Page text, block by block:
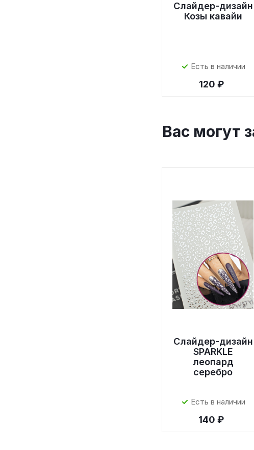
Слайдер-дизайн
Козы кавайи
Есть в наличии
120 ₽
Вас могут
Слайдер-дизайн
SPARKLE
леопард
серебро
Есть в наличии
140 ₽